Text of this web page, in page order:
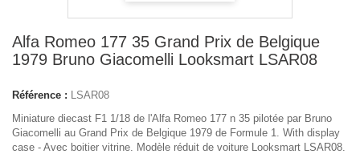
Alfa Romeo 177 35 Grand Prix de Belgique
1979 Bruno Giacomelli Looksmart LSAR08
Référence : LSAR08
Miniature diecast F1 1/18 de l'Alfa Romeo 177 n 35 pilotée par Bruno
Giacomelli au Grand Prix de Belgique 1979 de Formule 1. With display
case - Avec boitier vitrine. Modèle réduit de voiture Looksmart LSAR08.